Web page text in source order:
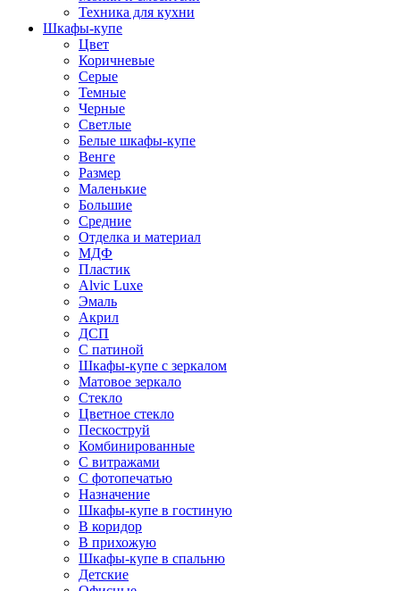
Техника для кухни
Шкафы-купе
Цвет
Коричневые
Серые
Темные
Черные
Светлые
Белые шкафы-купе
Венге
Размер
Маленькие
Большие
Средние
Отделка и материал
МДФ
Пластик
Alvic Luxe
Эмаль
Акрил
ДСП
С патиной
Шкафы-купе с зеркалом
Матовое зеркало
Стекло
Цветное стекло
Пескоструй
Комбинированные
С витражами
С фотопечатью
Назначение
Шкафы-купе в гостиную
В коридор
В прихожую
Шкафы-купе в спальню
Детские